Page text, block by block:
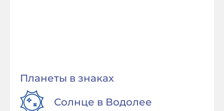
Планеты в знаках
Солнце в Водолее